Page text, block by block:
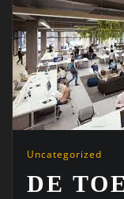
Uncategorized
DE